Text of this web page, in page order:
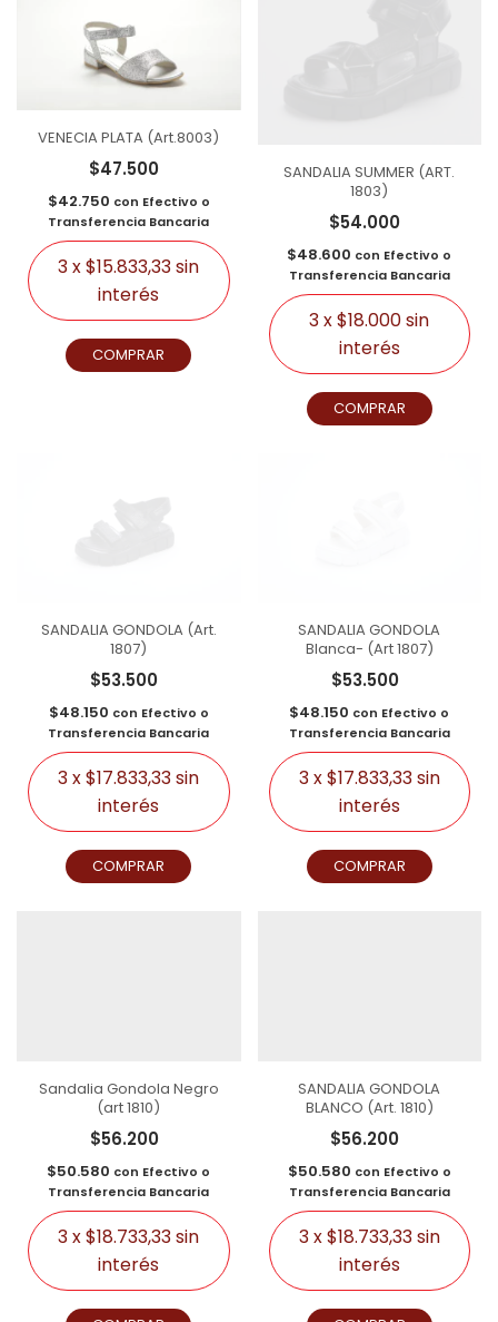
VENECIA PLATA (Art.8003)
$47.500
$42.750 con Efectivo o
Transferencia Bancaria
3x$15.833,33sin
interés
COMPRAR
SANDALIA SUMMER (ART.
1803)
$54.000
$48.600 con Efectivo o
Transferencia Bancaria
3x$18.000sin
interés
COMPRAR
SANDALIA GONDOLA (Art.
1807)
$53.500
$48.150 con Efectivo o
Transferencia Bancaria
3x$17.833,33sin
interés
COMPRAR
SANDALIA GONDOLA
Blanca- (Art 1807)
$53.500
$48.150 con Efectivo o
Transferencia Bancaria
3x$17.833,33sin
interés
COMPRAR
Sandalia Gondola Negro
(art 1810)
$56.200
$50.580 con Efectivo o
Transferencia Bancaria
3x$18.733,33sin
interés
SANDALIA GONDOLA
BLANCO (Art. 1810)
$56.200
$50.580 con Efectivo o
Transferencia Bancaria
3x$18.733,33sin
interés